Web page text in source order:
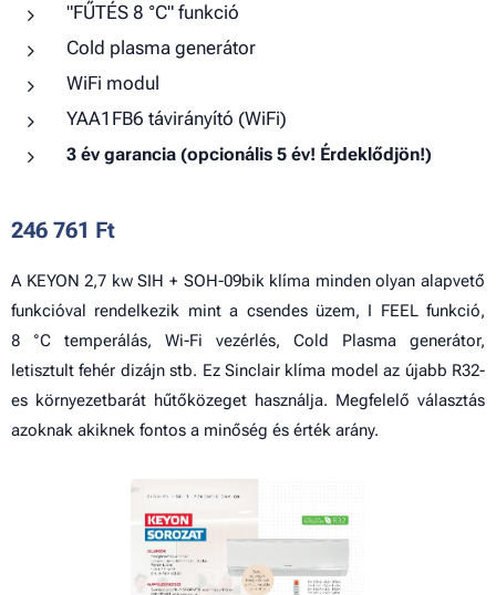
"FŰTÉS 8 °C" funkció
Cold plasma generátor
WiFi modul
YAA1FB6 távirányító (WiFi)
3 év garancia (opcionális 5 év! Érdeklődjön!)
246 761 Ft
A KEYON 2,7 kw SIH + SOH-09bik klíma minden olyan alapvető
funkcióval rendelkezik mint a csendes üzem, I FEEL funkció,
8 °C temperálás, Wi-Fi vezérlés, Cold Plasma generátor,
letisztult fehér dizájn stb. Ez Sinclair klíma model az újabb R32-
es környezetbarát hűtőközeget használja. Megfelelő választás
azoknak akiknek fontos a minőség és érték arány.